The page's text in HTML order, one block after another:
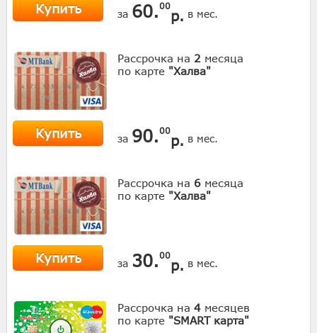
Купить за 60.00
р. в мес.
Рассрочка на 2 месяца
по карте "Халва"
Купить за 90.00
р. в мес.
Рассрочка на 6 месяца
по карте "Халва"
Купить за 30.00
р. в мес.
Рассрочка на 4 месяцев
по карте "SMART карта"